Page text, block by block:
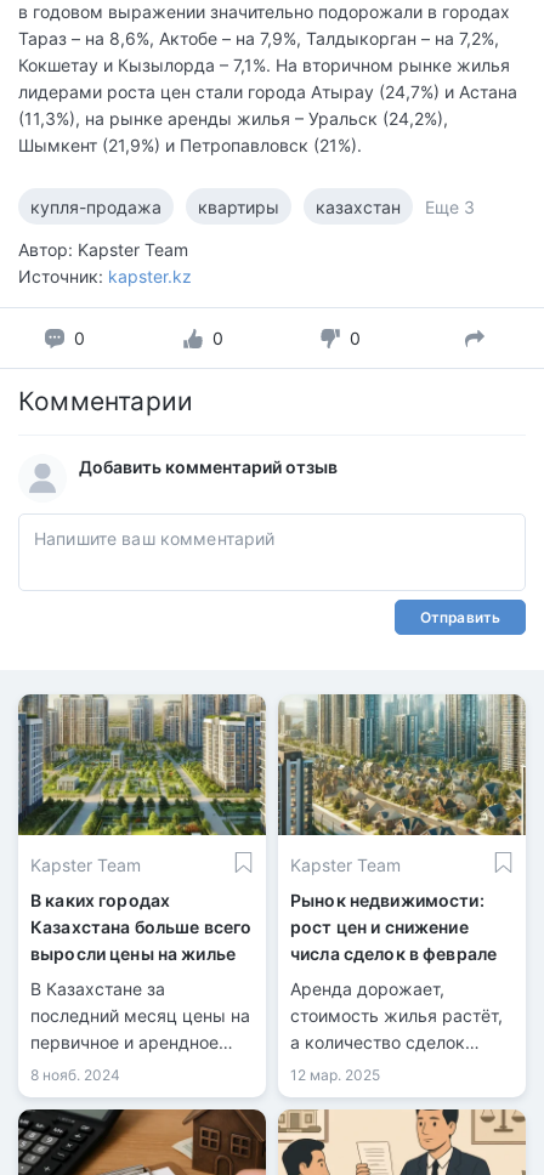
в годовом выражении значительно подорожали в городах
Тараз – на 8,6%, Актобе – на 7,9%, Талдыкорган – на 7,2%,
Кокшетау и Кызылорда – 7,1%. На вторичном рынке жилья
лидерами роста цен стали города Атырау (24,7%) и Астана
(11,3%), на рынке аренды жилья – Уральск (24,2%),
Шымкент (21,9%) и Петропавловск (21%).
купля-продажа квартиры казахстан Еще 3
Автор: Kapster Team
Источник: kapster.kz
0 0 0
Комментарии
Добавить комментарий отзыв
Отправить
Kapster Team
В каких городах
Казахстана больше всего
выросли цены на жилье
В Казахстане за
последний месяц цены на
первичное и арендное
жилье выросли на 0,6%,
тогда как стоимость
«вторички» снизилась на
0,4%.
8 нояб. 2024
Kapster Team
Рынок недвижимости:
рост цен и снижение
числа сделок в феврале
Аренда дорожает,
стоимость жилья растёт,
а количество сделок
купли-продажи
уменьшается –
актуальная статистика за
февраль 2025 года.
12 мар. 2025